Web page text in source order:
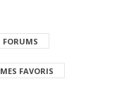
FORUMS
MES FAVORIS